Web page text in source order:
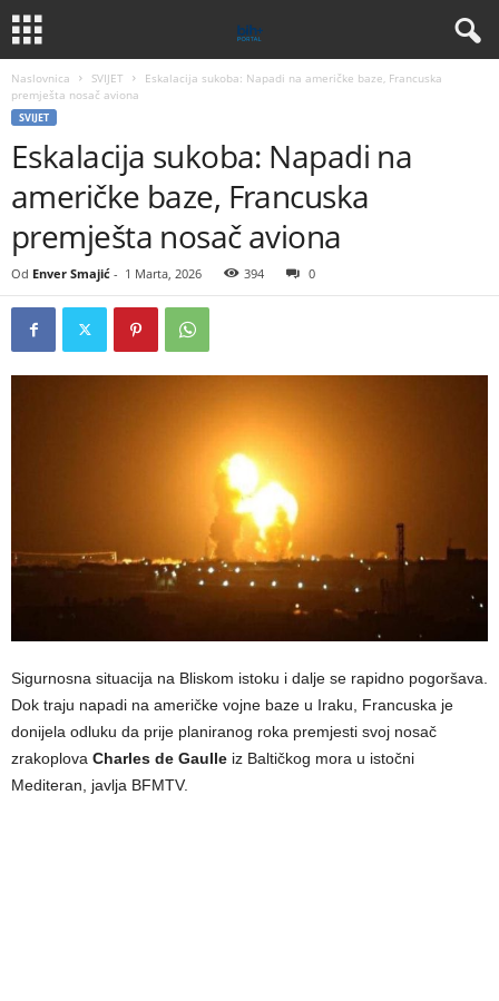
Naslovnica SVIJET
Eskalacija sukoba: Napadi na američke baze, Francuska
premješta nosač aviona
SVIJET
Eskalacija sukoba: Napadi na
američke baze, Francuska
premješta nosač aviona
Od Enver Smajić - 1 Marta, 2026 394 0
Sigurnosna situacija na Bliskom istoku i dalje se rapidno pogoršava.
Dok traju napadi na američke vojne baze u Iraku, Francuska je
donijela odluku da prije planiranog roka premjesti svoj nosač
zrakoplova Charles de Gaulle iz Baltičkog mora u istočni
Mediteran, javlja BFMTV.